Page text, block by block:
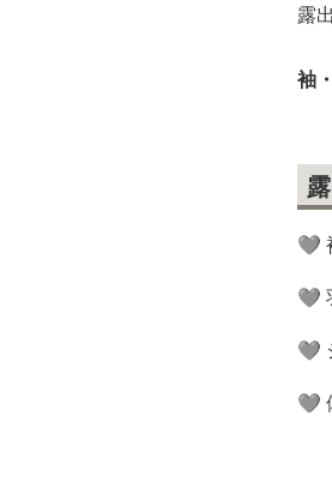
露
袖
🩶
🩶
🩶
🩶